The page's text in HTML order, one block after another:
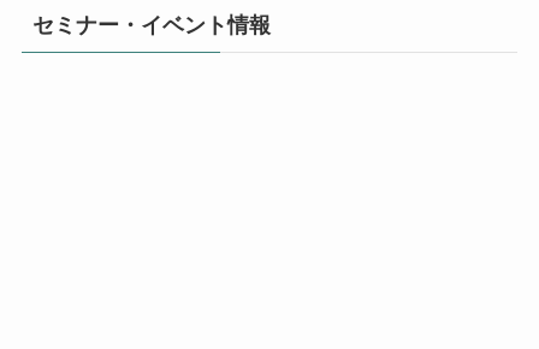
セミナー・イベント情報